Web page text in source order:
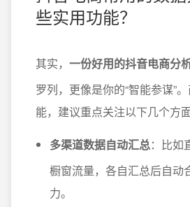
些实用功能？
其实， 一份好用的抖音电商分
罗列，更像是你的“智能参谋”
能，建议重点关注以下几个方面
多渠道数据自动汇总：比如
橱窗流量，各自汇总后自动
力。